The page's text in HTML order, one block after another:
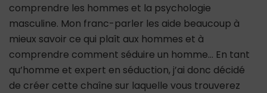
comprendre les hommes et la psychologie
masculine. Mon franc-parler les aide beaucoup à
mieux savoir ce qui plaît aux hommes et à
comprendre comment séduire un homme… En tant
qu’homme et expert en séduction, j’ai donc décidé
de créer cette chaîne sur laquelle vous trouverez